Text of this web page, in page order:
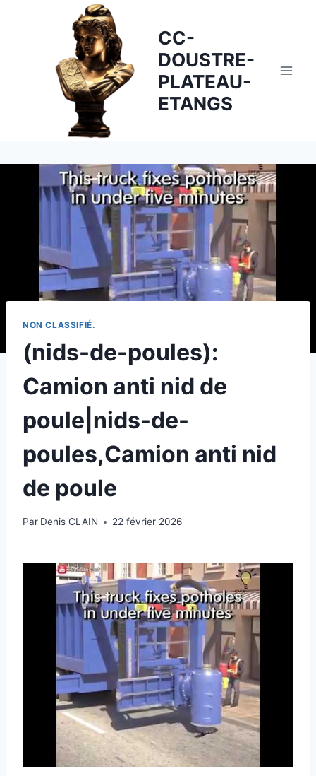
CC-
DOUSTRE-
PLATEAU-
ETANGS
NON CLASSIFIÉ.
(nids-de-poules):
Camion anti nid de
poule|nids-de-
poules,Camion anti nid
de poule
Par Denis CLAIN 22 février 2026